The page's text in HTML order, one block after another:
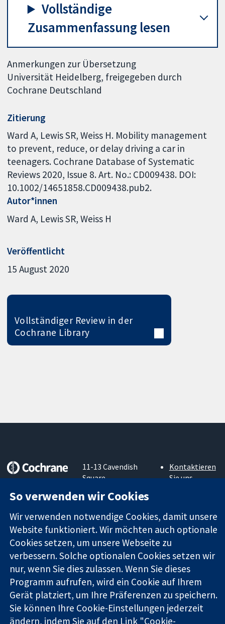
Vollständige
Zusammenfassung lesen
Anmerkungen zur Übersetzung
Universität Heidelberg, freigegeben durch
Cochrane Deutschland
Zitierung
Ward A, Lewis SR, Weiss H. Mobility management
to prevent, reduce, or delay driving a car in
teenagers. Cochrane Database of Systematic
Reviews 2020, Issue 8. Art. No.: CD009438. DOI:
10.1002/14651858.CD009438.pub2.
Autor*innen
Ward A Lewis SR Weiss H
Veröffentlicht
15 August 2020
Vollständiger Review in der
Cochrane Library
Evidenz
Entscheidungen
Bessere
Gesundheit
11-13 Cavendish
Square
London
W1G0AN
Vereinigtes
Königreich
Kontaktieren
Sie uns
Über uns
Cochrane
Library
Die Cochrane Collaboration ist eine gemeinützige Organisation
(Nr. 1045921) und in England und in Wales als eine Gesellschaft
mit beschränkter Haftung (Nr. 03044323) registriert.
Umsatzsteuer-Identifikationsnummer GB 718 2127 49.
So verwenden wir Cookies
Wir verwenden notwendige Cookies, damit unsere
Website funktioniert. Wir möchten auch optionale
Cookies setzen, um unsere Webseite zu
verbessern. Solche optionalen Cookies setzen wir
nur, wenn Sie dies zulassen. Wenn Sie dieses
Programm aufrufen, wird ein Cookie auf Ihrem
Gerät platziert, um Ihre Präferenzen zu speichern.
Sie können Ihre Cookie-Einstellungen jederzeit
ändern, indem Sie auf den Link "Cookie-